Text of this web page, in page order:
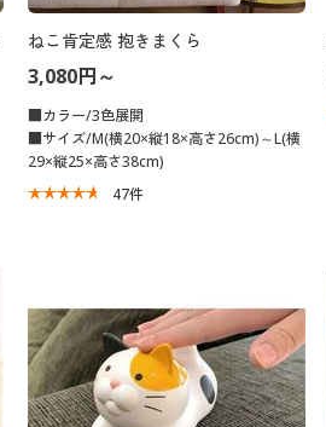
ねこ肯定感 抱きまくら
3,080円～
■カラー/3色展開
■サイズ/M(横20×縦18×高さ26cm)～L(横
29×縦25×高さ38cm)
47件